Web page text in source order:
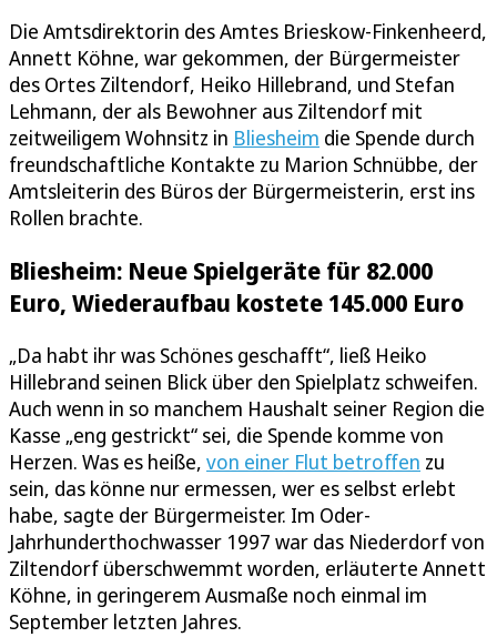
Die Amtsdirektorin des Amtes Brieskow-Finkenheerd,
Annett Köhne, war gekommen, der Bürgermeister
des Ortes Ziltendorf, Heiko Hillebrand, und Stefan
Lehmann, der als Bewohner aus Ziltendorf mit
zeitweiligem Wohnsitz in Bliesheim die Spende durch
freundschaftliche Kontakte zu Marion Schnübbe, der
Amtsleiterin des Büros der Bürgermeisterin, erst ins
Rollen brachte.
Bliesheim: Neue Spielgeräte für 82.000
Euro, Wiederaufbau kostete 145.000 Euro
„Da habt ihr was Schönes geschafft“, ließ Heiko
Hillebrand seinen Blick über den Spielplatz schweifen.
Auch wenn in so manchem Haushalt seiner Region die
Kasse „eng gestrickt“ sei, die Spende komme von
Herzen. Was es heiße, von einer Flut betroffen zu
sein, das könne nur ermessen, wer es selbst erlebt
habe, sagte der Bürgermeister. Im Oder-
Jahrhunderthochwasser 1997 war das Niederdorf von
Ziltendorf überschwemmt worden, erläuterte Annett
Köhne, in geringerem Ausmaße noch einmal im
September letzten Jahres.